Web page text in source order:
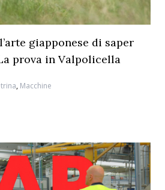
giapponese di saper
prova in Valpolicella
, Macchine